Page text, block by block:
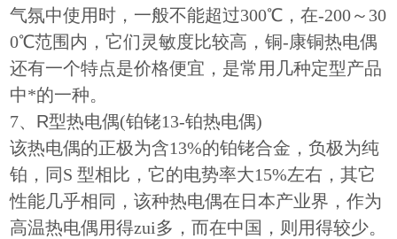
气氛中使用时，一般不能超过300℃，在-200～30
0℃范围内，它们灵敏度比较高，铜-康铜热电偶
还有一个特点是价格便宜，是常用几种定型产品
中*的一种。
7、 R型热电偶(铂铑13-铂热电偶)
该热电偶的正极为含13%的铂铑合金，负极为纯
铂，同S 型相比，它的电势率大15%左右，其它
性能几乎相同，该种热电偶在日本产业界，作为
高温热电偶用得zui多，而在中国，则用得较少。